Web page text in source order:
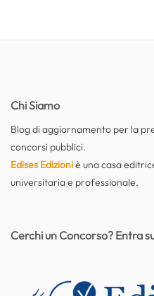
Chi Siamo
Blog di aggiornamento per la
concorsi pubblici.
Edises Edizioniè una casa
universitaria e professionale.
Cerchi un Concorso? Entra